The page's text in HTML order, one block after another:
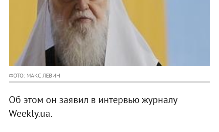
ФОТО: МАКС ЛЕВИН
Об этом он заявил в интервью журналу
Weekly.ua.